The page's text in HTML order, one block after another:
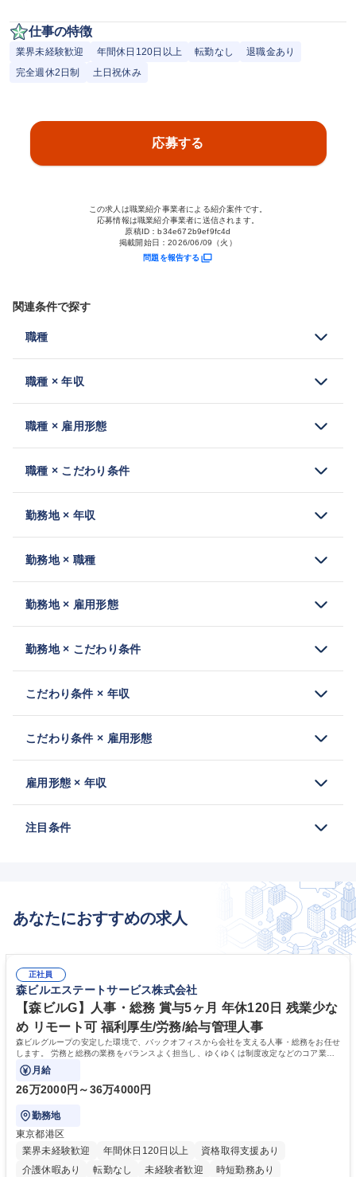
仕事の特徴
業界未経験歓迎 年間休日120日以上 転勤なし
退職金あり
完全週休2日制
土日祝休み
応募する
この求人は職業紹介事業者による紹介案件です。
応募情報は職業紹介事業者に送信されます。
原稿ID：b34e672b9ef9fc4d
掲載開始日：2026/06/09（火）
問題を報告する
関連条件で探す
職種
職種 × 年収
職種 × 雇用形態
職種 × こだわり条件
勤務地 × 年収
勤務地 × 職種
勤務地 × 雇用形態
勤務地 × こだわり条件
こだわり条件 × 年収
こだわり条件 × 雇用形態
雇用形態 × 年収
注目条件
あなたにおすすめの求人
正社員
森ビルエステートサービス株式会社
【森ビルG】人事・総務 賞与5ヶ月 年休120日 残業少な
め リモート可 福利厚生/労務/給与管理人事
森ビルグループの安定した環境で、バックオフィスから会社を支える人事・総務をお任せ
します。 労務と総務の業務をバランスよく担当し、ゆくゆくは制度改定などのコア業務
にも挑戦できる、やりがいある環境です。
月給
26万2000円～36万4000円
勤務地
東京都港区
業界未経験歓迎
年間休日120日以上
資格取得支援あり
介護休暇あり
転勤なし 未経験者歓迎
時短勤務あり